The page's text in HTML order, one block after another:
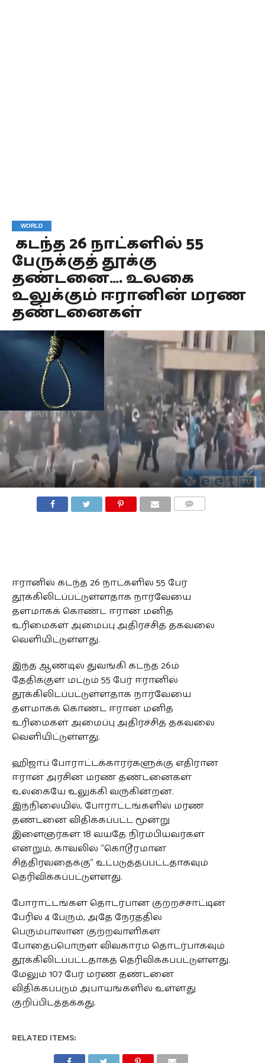
WORLD
கடந்த 26 நாட்களில் 55
பேருக்குத் தூக்கு
தண்டனை…. உலகை
உலுக்கும் ஈரானின் மரண
தண்டனைகள்
ஈரானில் கடந்த 26 நாட்களில் 55 பேர்
தூக்கிலிடப்பட்டுள்ளதாக நார்வேயை
தளமாகக் கொண்ட ஈரான் மனித
உரிமைகள் அமைப்பு அதிர்ச்சித் தகவலை
வெளியிட்டுள்ளது.
இந்த ஆண்டில் துவங்கி கடந்த 26ம்
தேதிக்குள் மட்டும் 55 பேர் ஈரானில்
தூக்கிலிடப்பட்டுள்ளதாக நார்வேயை
தளமாகக் கொண்ட ஈரான் மனித
உரிமைகள் அமைப்பு அதிர்ச்சித் தகவலை
வெளியிட்டுள்ளது.
ஹிஜாப் போராட்டக்காரர்களுக்கு எதிரான
ஈரான் அரசின் மரண தண்டனைகள்
உலகையே உலுக்கி வருகின்றன.
இந்நிலையில், போராட்டங்களில் மரண
தண்டனை விதிக்கப்பட்ட மூன்று
இளைஞர்கள் 18 வயதே நிரம்பியவர்கள்
என்றும், காவலில் “கொடூரமான
சித்திரவதைக்கு” உட்படுத்தப்பட்டதாகவும்
தெரிவிக்கப்பட்டுள்ளது.
போராட்டங்கள் தொடர்பான குற்றச்சாட்டின்
பேரில் 4 பேரும், அதே நேரத்தில்
பெரும்பாலான குற்றவாளிகள்
போதைப்பொருள் விவகாரம் தொடர்பாகவும்
தூக்கிலிடப்பட்டதாகத் தெரிவிக்கப்பட்டுள்ளது.
மேலும் 107 பேர் மரண தண்டனை
விதிக்கப்படும் அபாயங்களில் உள்ளது
குறிப்பிடத்தக்கது.
RELATED ITEMS: